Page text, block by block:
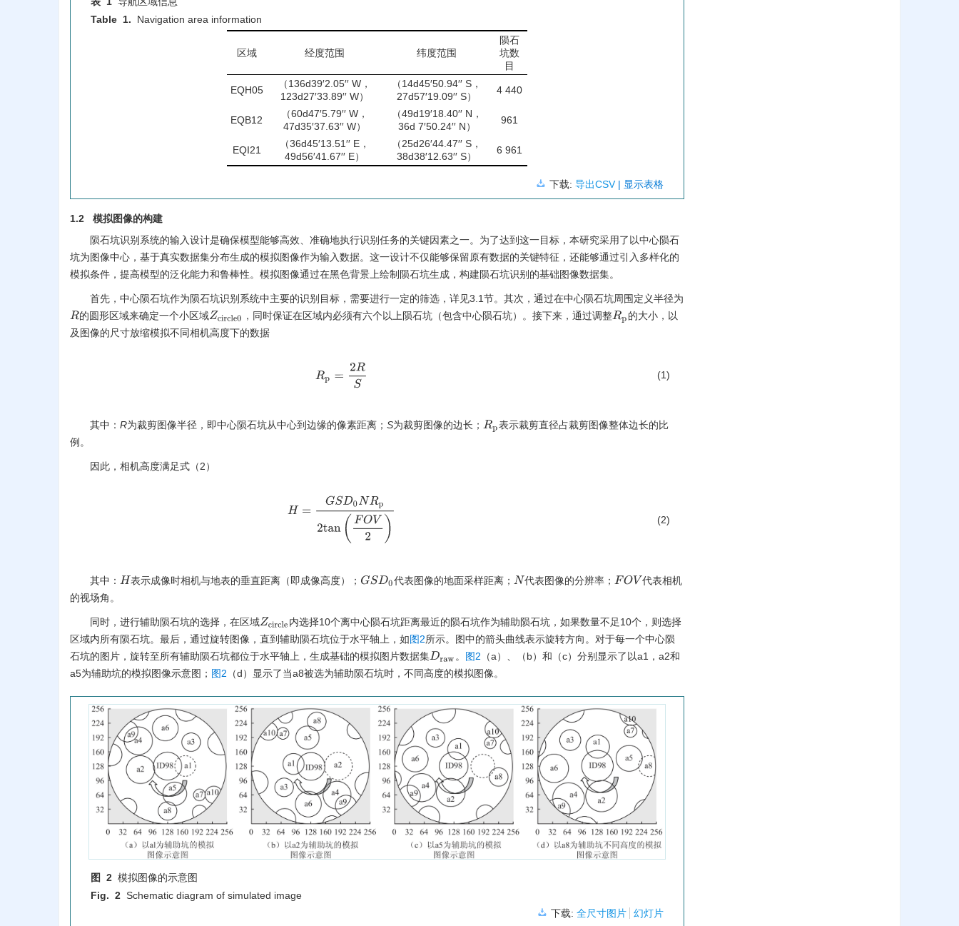
Table 1.
Navigation area information
区域 经度范围 纬度范围
陨石
坑数
目
EQH05
（136d39′2.05′′ W，
123d27′33.89′′ W）
（14d45′50.94′′ S，
27d57′19.09′′ S）
4 440
EQB12
（60d47′5.79′′ W，
47d35′37.63′′ W）
（49d19′18.40′′ N，
36d 7′50.24′′ N）
961
EQI21
（36d45′13.51′′ E，
49d56′41.67′′ E）
（25d26′44.47′′ S，
38d38′12.63′′ S）
6 961
下载: 导出CSV | 显示表格
1.2 模拟图像的构建
陨石坑识别系统的输入设计是确保模型能够高效、准确地执行识别任务的关键因素之一。为了达到这一目标，本研究采用了以中心陨石
坑为图像中心，基于真实数据集分布生成的模拟图像作为输入数据。这一设计不仅能够保留原有数据的关键特征，还能够通过引入多样化的
模拟条件，提高模型的泛化能力和鲁棒性。模拟图像通过在黑色背景上绘制陨石坑生成，构建陨石坑识别的基础图像数据集。
首先，中心陨石坑作为陨石坑识别系统中主要的识别目标，需要进行一定的筛选，详见3.1节。其次，通过在中心陨石坑周围定义半径为
R 的圆形区域来确定一个小区域Zcircle0 ，同时保证在区域内必须有六个以上陨石坑（包含中心陨石坑）。接下来，通过调整Rp 的大小，以
及图像的尺寸放缩模拟不同相机高度下的数据
RS
(1)
其中： R为裁剪图像半径，即中心陨石坑从中心到边缘的像素距离； S为裁剪图像的边长； Rp 表示裁剪直径占裁剪图像整体边长的比
例。
因此，相机高度满足式（2）
0NRp2tan( FO
(2)
其中： H 表示成像时相机与地表的垂直距离（即成像高度）； GSD0 代表图像的地面采样距离； N 代表图像的分辨率； FOV
代表相机
的视场角。
同时，进行辅助陨石坑的选择，在区域Zcircle内选择10个离中心陨石坑距离最近的陨石坑作为辅助陨石坑，如果数量不足10个，则选择
区域内所有陨石坑。最后，通过旋转图像，直到辅助陨石坑位于水平轴上，如图2所示。图中的箭头曲线表示旋转方向。对于每一个中心陨
石坑的图片，旋转至所有辅助陨石坑都位于水平轴上，生成基础的模拟图片数据集Draw 。 图2 （a）、（b）和（c）分别显示了以a1，a2和
a5为辅助坑的模拟图像示意图； 图2 （d）显示了当a8被选为辅助陨石坑时，不同高度的模拟图像。
图 2 模拟图像的示意图
Fig. 2 Schematic diagram of simulated image
下载: 全尺寸图片 幻灯片